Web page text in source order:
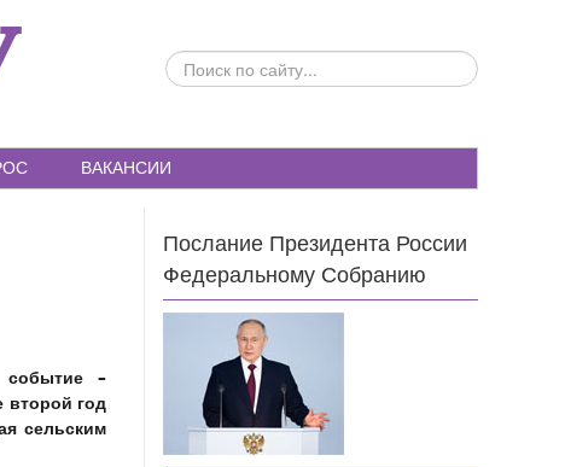
ПОИСК
ПО
ВАКАНСИИ
–
второй год
сельским
Послание Президента России
Федеральному Собранию